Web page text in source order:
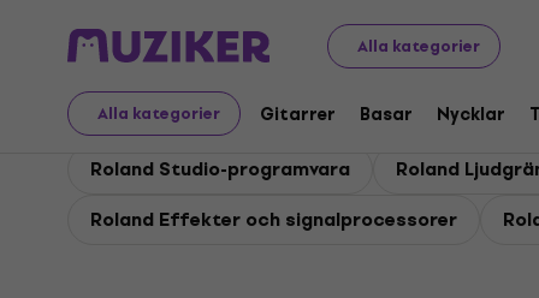
Alla kategorier
Alla kategorier Gitarrer Basar Nycklar
Roland Roland Studio
Roland Studio
Roland Studio-programvara Roland
Roland Effekter och signalprocessorer